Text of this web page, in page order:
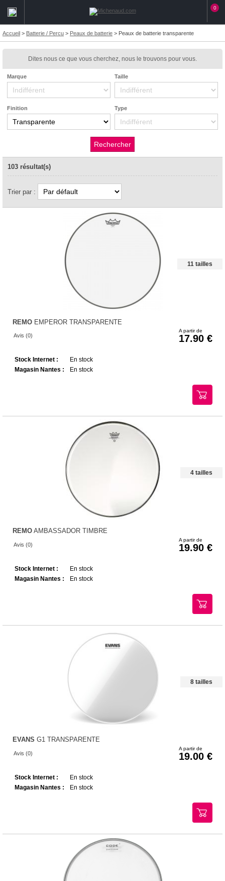
0
Accueil > Batterie / Percu > Peaux de batterie > Peaux de batterie transparente
Dites nous ce que vous cherchez, nous le trouvons pour vous.
Marque Taille
Finition Type
103 résultat(s)
Trier par :
11 tailles
REMO EMPEROR TRANSPARENTE
Avis (0)
A partir de
17.90
Stock Internet :
En stock
Magasin Nantes :
En stock
4 tailles
REMO AMBASSADOR TIMBRE
Avis (0)
A partir de
19.90
Stock Internet :
En stock
Magasin Nantes :
En stock
8 tailles
EVANS G1 TRANSPARENTE
Avis (0)
A partir de
19.00
Stock Internet :
En stock
Magasin Nantes :
En stock